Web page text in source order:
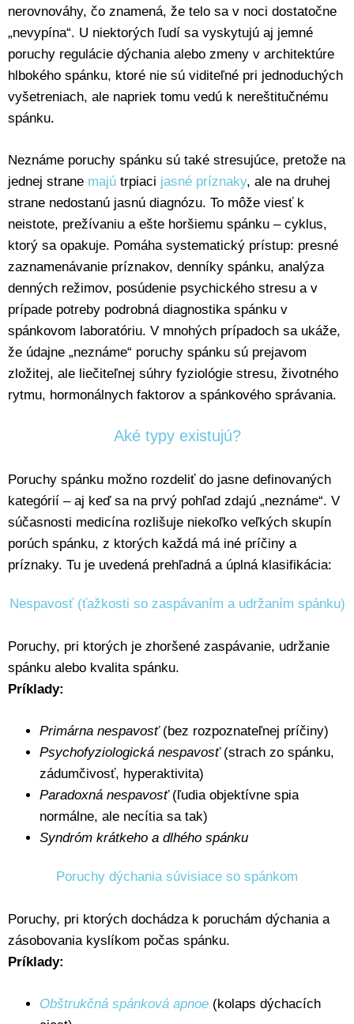
nerovnováhy, čo znamená, že telo sa v noci dostatočne
„nevypína“. U niektorých ľudí sa vyskytujú aj jemné
poruchy regulácie dýchania alebo zmeny v architektúre
hlbokého spánku, ktoré nie sú viditeľné pri jednoduchých
vyšetreniach, ale napriek tomu vedú k nereštitučnému
spánku.
Neznáme poruchy spánku sú také stresujúce, pretože na
jednej strane majú trpiaci jasné príznaky, ale na druhej
strane nedostanú jasnú diagnózu. To môže viesť k
neistote, prežívaniu a ešte horšiemu spánku – cyklus,
ktorý sa opakuje. Pomáha systematický prístup: presné
zaznamenávanie príznakov, denníky spánku, analýza
denných režimov, posúdenie psychického stresu a v
prípade potreby podrobná diagnostika spánku v
spánkovom laboratóriu. V mnohých prípadoch sa ukáže,
že údajne „neznáme“ poruchy spánku sú prejavom
zložitej, ale liečiteľnej súhry fyziológie stresu, životného
rytmu, hormonálnych faktorov a spánkového správania.
Aké typy existujú?
Poruchy spánku možno rozdeliť do jasne definovaných
kategórií – aj keď sa na prvý pohľad zdajú „neznáme“. V
súčasnosti medicína rozlišuje niekoľko veľkých skupín
porúch spánku, z ktorých každá má iné príčiny a
príznaky. Tu je uvedená prehľadná a úplná klasifikácia:
Nespavosť (ťažkosti so zaspávaním a udržaním spánku)
Poruchy, pri ktorých je zhoršené zaspávanie, udržanie
spánku alebo kvalita spánku.
Príklady:
Primárna nespavosť(bez rozpoznateľnej príčiny)
Psychofyziologická nespavosť(strach zo spánku,
zádumčivosť, hyperaktivita)
Paradoxná nespavosť(ľudia objektívne spia
normálne, ale necítia sa tak)
Syndróm krátkeho a dlhého spánku
Poruchy dýchania súvisiace so spánkom
Poruchy, pri ktorých dochádza k poruchám dýchania a
zásobovania kyslíkom počas spánku.
Príklady:
Obštrukčná spánková apnoe (kolaps dýchacích